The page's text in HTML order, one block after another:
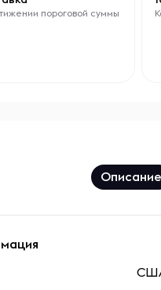
пороговой суммы
Описание